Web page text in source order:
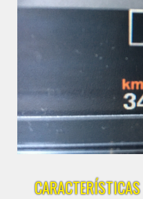
CARACTERÍSTICAS